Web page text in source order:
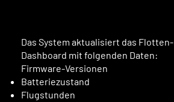
Das System aktualisiert das Flotten-
Dashboard mit folgenden Daten:
Firmware-Versionen
Batteriezustand
Flugstunden